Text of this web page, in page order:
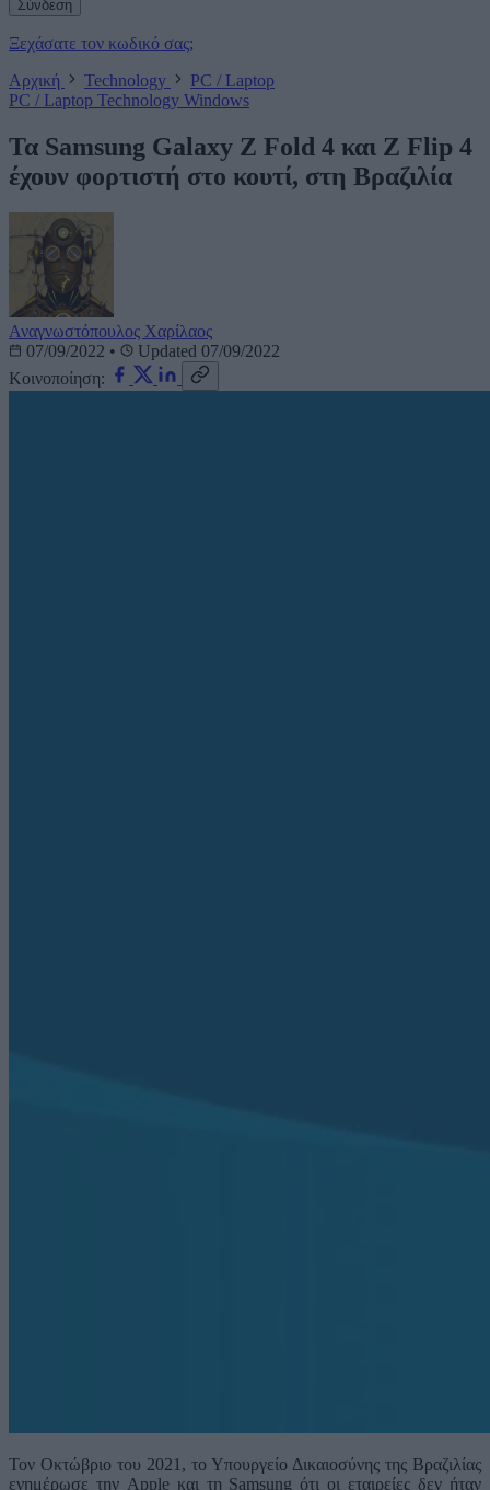
Ξεχάσατε τον κωδικό σας;
Αρχική
Technology
PC / Laptop
PC / Laptop Technology Windows
Τα Samsung Galaxy Z Fold 4 και Z Flip 4
έχουν φορτιστή στο κουτί, στη Βραζιλία
Αναγνωστόπουλος Χαρίλαος
07/09/2022 •
Updated 07/09/2022
Κοινοποίηση:
Τον Οκτώβριο του 2021, το Υπουργείο Δικαιοσύνης της Βραζιλίας
ενημέρωσε την Apple και τη Samsung ότι οι εταιρείες δεν ήταν